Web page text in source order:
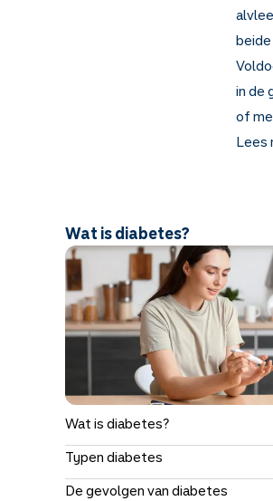
in de
of
Lees
Wat is diabetes?
Wat is diabetes?
Typen diabetes
De gevolgen van diabetes